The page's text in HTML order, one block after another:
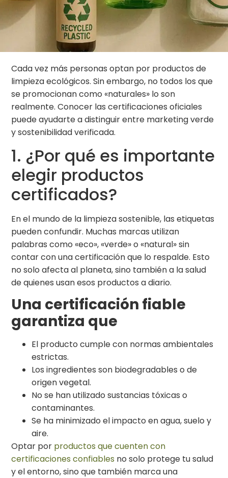
Cada vez más personas optan por productos de
limpieza ecológicos. Sin embargo, no todos los que
se promocionan como «naturales» lo son
realmente. Conocer las certificaciones oficiales
puede ayudarte a distinguir entre marketing verde
y sostenibilidad verificada.
1. ¿Por qué es importante
elegir productos
certificados?
En el mundo de la limpieza sostenible, las etiquetas
pueden confundir. Muchas marcas utilizan
palabras como «eco», «verde» o «natural» sin
contar con una certificación que lo respalde. Esto
no solo afecta al planeta, sino también a la salud
de quienes usan esos productos a diario.
Una certificación fiable
garantiza que
El producto cumple con normas ambientales
estrictas.
Los ingredientes son biodegradables o de
origen vegetal.
No se han utilizado sustancias tóxicas o
contaminantes.
Se ha minimizado el impacto en agua, suelo y
aire.
Optar por productos que cuenten con
certificaciones confiables no solo protege tu salud
y el entorno, sino que también marca una